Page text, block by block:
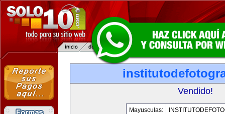
Vendido!
Mayusculas: